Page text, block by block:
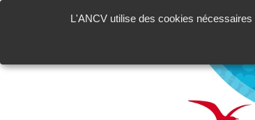
L'ANCV utilise des cookies